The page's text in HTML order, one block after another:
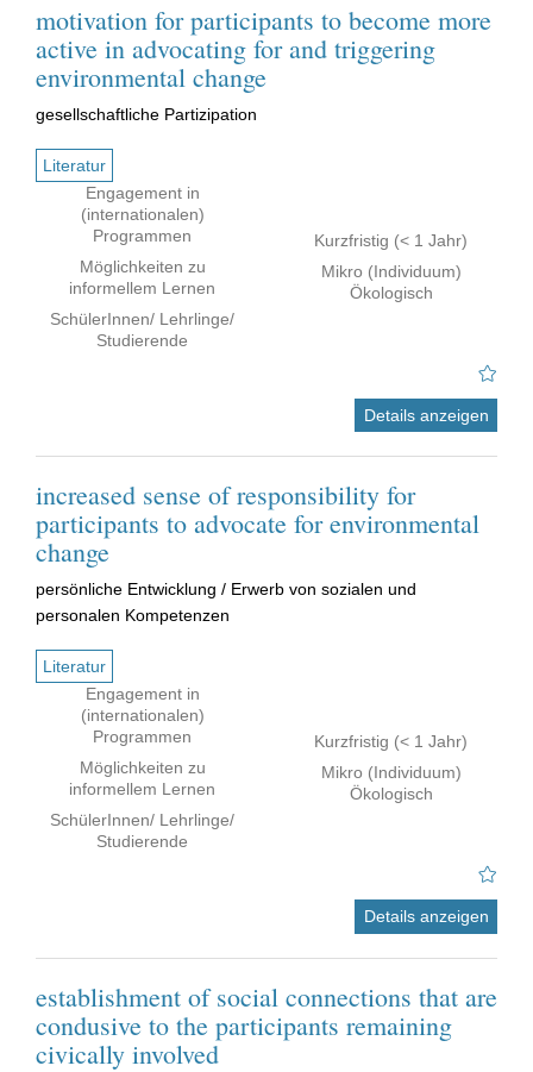
motivation for participants to become more
active in advocating for and triggering
environmental change
gesellschaftliche Partizipation
Literatur
Engagement in
(internationalen)
Programmen
Möglichkeiten zu
informellem Lernen
SchülerInnen/ Lehrlinge/
Studierende
Kurzfristig (< 1 Jahr)
Mikro (Individuum)
Ökologisch
Details anzeigen
increased sense of responsibility for
participants to advocate for environmental
change
persönliche Entwicklung / Erwerb von sozialen und
personalen Kompetenzen
Literatur
Engagement in
(internationalen)
Programmen
Möglichkeiten zu
informellem Lernen
SchülerInnen/ Lehrlinge/
Studierende
Kurzfristig (< 1 Jahr)
Mikro (Individuum)
Ökologisch
Details anzeigen
establishment of social connections that are
condusive to the participants remaining
civically involved